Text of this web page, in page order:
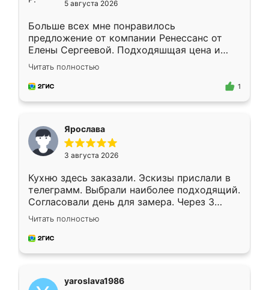
5 августа 2026
Больше всех мне понравилось
предложение от компании Ренессанс от
Елены Сергеевой. Подходяшщая цена и
короткие сроки изготовления. Приехавший
для замера сотрудник Владислав
предложил по моему эскизу самый
Читать полностью
1
Ярослава
3 августа 2026
Кухню здесь заказали. Эскизы прислали в
телеграмм. Выбрали наиболее подходящий.
Согласовали день для замера. Через 3
недели кухня была уже готова. Остались
довольны работой. Спасибо Ренессанс
мебель за качественную работу!
Читать полностью
yaroslava1986